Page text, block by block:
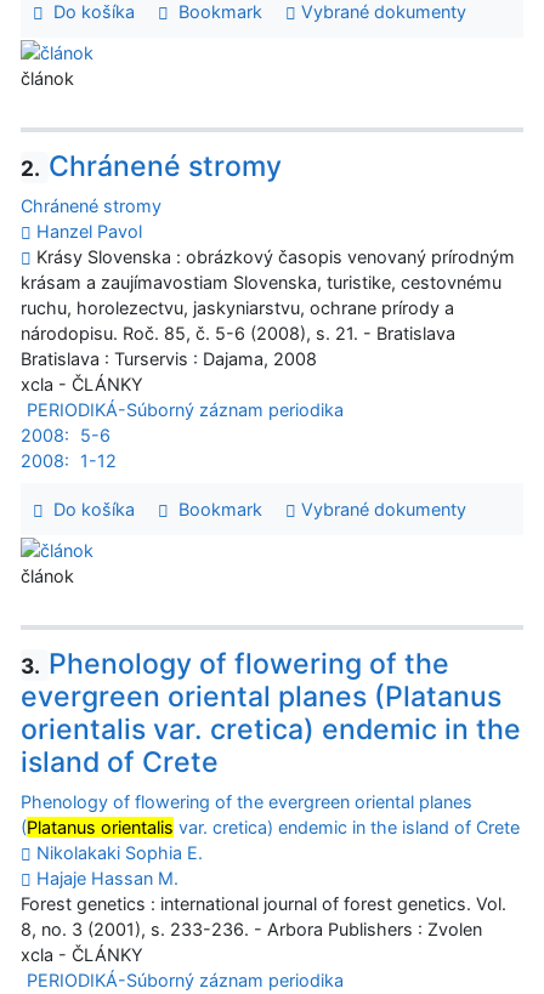
Do košíka Bookmark Vybrané dokumenty
článok
2. Chránené stromy
Chránené stromy
Hanzel Pavol
Krásy Slovenska : obrázkový časopis venovaný prírodným
krásam a zaujímavostiam Slovenska, turistike, cestovnému
ruchu, horolezectvu, jaskyniarstvu, ochrane prírody a
národopisu. Roč. 85, č. 5-6 (2008), s. 21. - Bratislava
Bratislava : Turservis : Dajama, 2008
xcla - ČLÁNKY
PERIODIKÁ-Súborný záznam periodika
2008:
5-6
2008:
1-12
Do košíka Bookmark Vybrané dokumenty
článok
3. Phenology of flowering of the
evergreen oriental planes (Platanus
orientalis var. cretica) endemic in the
island of Crete
Phenology of flowering of the evergreen oriental planes
(Platanus orientalis var. cretica) endemic in the island of Crete
Nikolakaki Sophia E.
Hajaje Hassan M.
Forest genetics : international journal of forest genetics. Vol.
8, no. 3 (2001), s. 233-236. - Arbora Publishers : Zvolen
xcla - ČLÁNKY
PERIODIKÁ-Súborný záznam periodika